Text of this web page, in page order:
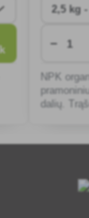
−
NPK
dalių.